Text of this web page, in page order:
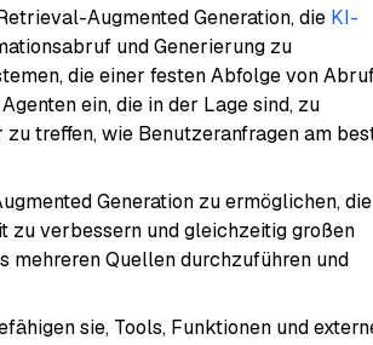
Augmented Generation, die KI-
und Generierung zu
die einer festen Abfolge von
ein, die in der Lage sind, zu
treffen, wie Benutzeranfragen am
Generation zu ermöglichen, die
zu verbessern und gleichzeitig großen
mehreren Quellen durchzuführen und
sie, Tools, Funktionen und